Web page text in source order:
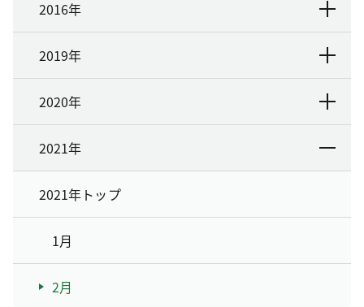
2016年
2019年
2020年
2021年
2021年トップ
1月
2月